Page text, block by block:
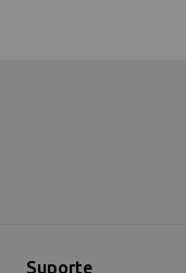
Suporte